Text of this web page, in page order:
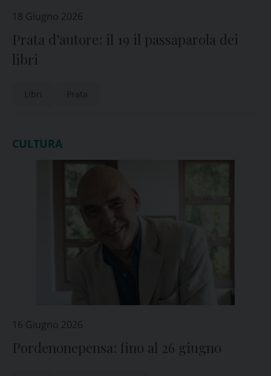
18 Giugno 2026
Prata d’autore: il 19 il passaparola dei
libri
Libri Prata
CULTURA
16 Giugno 2026
Pordenonepensa: fino al 26 giugno